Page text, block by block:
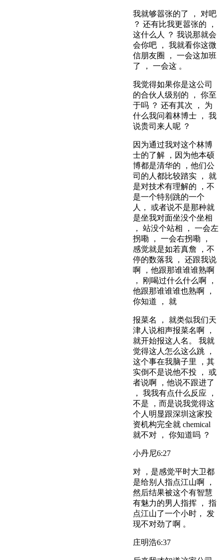
我就够嚣张的了 ， 对吧
？ 还有比我更嚣张的 ，
这什么人 ？ 我说那就会
会你吧 ， 我就看你这微
信朋友圈 ， 一会这加班
了 ， 一会这 。
我觉得如果你是这公司
的合伙人级别的 ， 你至
于吗 ？ 还有其次 ， 为
什么我问着林博士 ， 我
说贵司来人呢 ？
因为通过我对这个林博
士的了解 ，因为他本硕
博都是清华的 ，他们公
司的人都比较踏实 ， 就
是对技术有理解的 ，不
是一个特别跳的一个
人， 或者说不是那种就
是坐我对面坐没个坐相
， 站没个站相 ， 一会左
拐嘞 ， 一会右拐嘞 ，
感觉就是如若真詹 ，不
停的数落我 ， 还跟我说
啊 ，他跟那谁谁谁熟啊
， 刚喝过什么什么啊 ，
他跟那谁谁谁也熟啊 ，
你知道 ， 就
报菜名 ， 就类似我们天
津人说相声报菜名啊 ，
就开始报这人名。 我就
觉得这人怎么这么跳 ，
这个事在我脑子里 ，其
实倒不是说他不投 ， 或
者说啊 ，他说不跟进了
， 我我有点什么反应 ，
不是 ，而是说我觉得这
个人明显跟深圳这家投
资机构完全就 chemical
就不对 ， 你知道吗 ？
小丹尼6:27
对 ，是感觉平时大卫都
是给别人指点江山啊 ，
然后结果被这个有智慧
有魅力的男人指挥 ， 指
点江山了一个小时， 发
现不对劲了啊 。
庄明浩6:37